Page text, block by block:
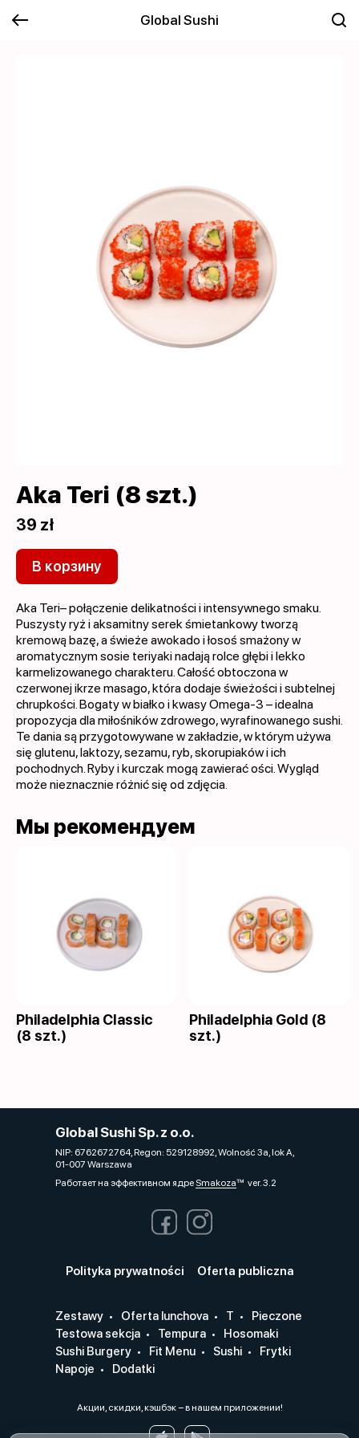
Global Sushi
Aka Teri (8 szt.)
39 zł
В корзину
Aka Teri– połączenie delikatności i intensywnego smaku.
Puszysty ryż i aksamitny serek śmietankowy tworzą
kremową bazę, a świeże awokado i łosoś smażony w
aromatycznym sosie teriyaki nadają rolce głębi i lekko
karmelizowanego charakteru. Całość obtoczona w
czerwonej ikrze masago, która dodaje świeżości i subtelnej
chrupkości. Bogaty w białko i kwasy Omega-3 – idealna
propozycja dla miłośników zdrowego, wyrafinowanego sushi.
Te dania są przygotowywane w zakładzie, w którym używa
się glutenu, laktozy, sezamu, ryb, skorupiaków i ich
pochodnych. Ryby i kurczak mogą zawierać ości. Wygląd
może nieznacznie różnić się od zdjęcia.
Мы рекомендуем
Philadelphia Classic
(8 szt.)
Philadelphia Gold (8
szt.)
Global Sushi Sp. z o.o.
NIP: 6762672764, Regon: 529128992, Wolność 3a, lok A,
01-007 Warszawa
Работает на эффективном ядре Smakozaver. 3.2
Polityka prywatności Oferta publiczna
Zestawy Oferta lunchova T
Pieczone
Testowa sekcja
Tempura
Hosomaki
Sushi Burgery
Fit Menu Sushi
Frytki
Napoje
Dodatki
Акции, скидки, кэшбэк − в нашем приложении!